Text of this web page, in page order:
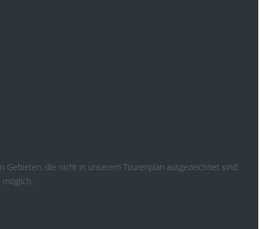
die nicht in unserem Tourenplan ausgezeichnet sind.